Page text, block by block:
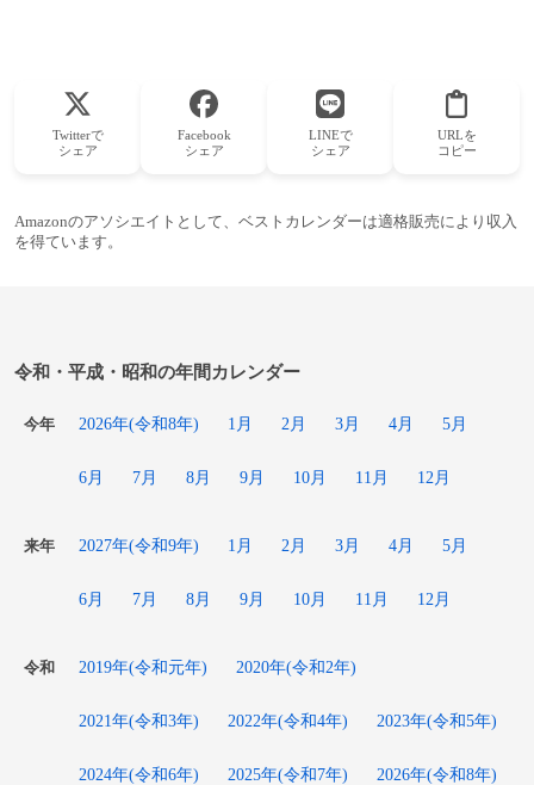
Twitterで
シェア
Facebook
シェア
LINEで
シェア
URLを
コピー
Amazonのアソシエイトとして、ベストカレンダーは適格販売により収入
を得ています。
令和・平成・昭和の年間カレンダー
今年 2026年(令和8年) 1月 2月 3月 4月 5月
6月 7月 8月 9月 10月 11月 12月
来年 2027年(令和9年) 1月 2月 3月 4月 5月
6月 7月 8月 9月 10月 11月 12月
令和 2019年(令和元年) 2020年(令和2年)
2021年(令和3年) 2022年(令和4年) 2023年(令和5年)
2024年(令和6年) 2025年(令和7年) 2026年(令和8年)